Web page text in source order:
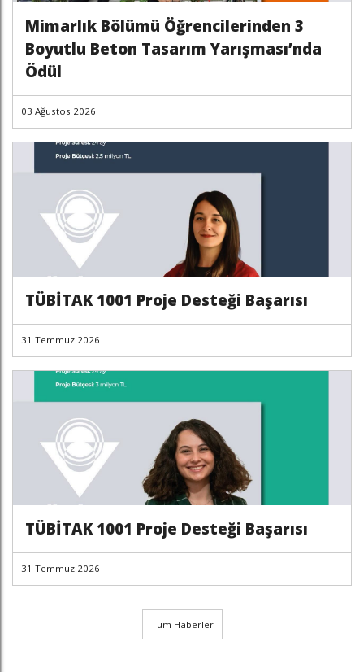
Mimarlık Bölümü Öğrencilerinden 3
Boyutlu Beton Tasarım Yarışması’nda
Ödül
03 Ağustos 2026
TÜBİTAK 1001 Proje Desteği Başarısı
31 Temmuz 2026
TÜBİTAK 1001 Proje Desteği Başarısı
31 Temmuz 2026
Tüm Haberler